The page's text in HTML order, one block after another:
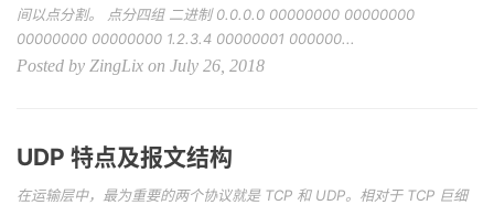
间以点分割。 点分四组 二进制 0.0.0.0 00000000 00000000
00000000 00000000 1.2.3.4 00000001 000000...
Posted by ZingLix on July 26, 2018
UDP 特点及报文结构
在运输层中，最为重要的两个协议就是 TCP 和 UDP。相对于 TCP 巨细